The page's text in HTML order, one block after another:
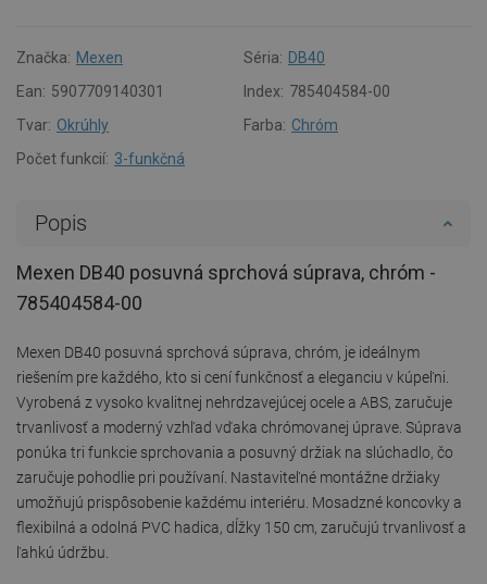
Značka: Mexen Séria: DB40
Ean: 5907709140301 Index: 785404584-00
Tvar: Okrúhly Farba: Chróm
Počet funkcií: 3-funkčná
Popis
Mexen DB40 posuvná sprchová súprava, chróm -
785404584-00
Mexen DB40 posuvná sprchová súprava, chróm, je ideálnym
riešením pre každého, kto si cení funkčnosť a eleganciu v kúpeľni.
Vyrobená z vysoko kvalitnej nehrdzavejúcej ocele a ABS, zaručuje
trvanlivosť a moderný vzhľad vďaka chrómovanej úprave. Súprava
ponúka tri funkcie sprchovania a posuvný držiak na slúchadlo, čo
zaručuje pohodlie pri používaní. Nastaviteľné montážne držiaky
umožňujú prispôsobenie každému interiéru. Mosadzné koncovky a
flexibilná a odolná PVC hadica, dĺžky 150 cm, zaručujú trvanlivosť a
ľahkú údržbu.